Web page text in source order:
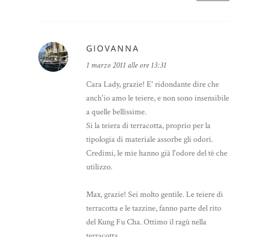
GIOVANNA
1 marzo 2011 alle ore 13:31
Cara Lady, grazie! E' ridondante dire che
anch'io amo le teiere, e non sono insensibile
a quelle bellissime.
Si la teiera di terracotta, proprio per la
tipologia di materiale assorbe gli odori.
Credimi, le mie hanno già l'odore del tè che
utilizzo.
Max, grazie! Sei molto gentile. Le teiere di
terracotta e le tazzine, fanno parte del rito
del Kung Fu Cha. Ottimo il ragù nella